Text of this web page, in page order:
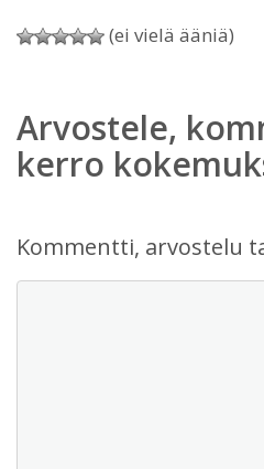
(ei vielä ääniä)
Arvostele,
kerro
Kommentti, arvostelu